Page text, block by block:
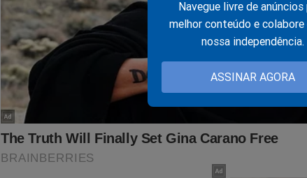
Navegue livre de anúncios
melhor conteúdo e colabore
nossa independência.
ASSINAR AGORA
Está mais do que claro que sanções a Moraes podem ser o
fim em toda a cruel perseguição que atinge o Brasil. Tudo leva
as liberdades do ex-presidente Bolsonaro e seus aliados serão
o que realmente aconteceu em 2022... Porém, para o "terror"
documentado no livro
"O Fantasma do Alvorada - A Volta à
seller
O livro, que na verdade é um "documento", já se transformou
ao seu corajoso conteúdo. São descritas todas as manobras